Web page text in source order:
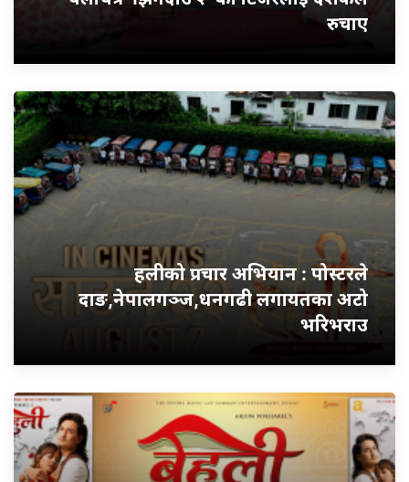
रुचाए
हलीको प्रचार अभियान : पोस्टरले
दाङ,नेपालगञ्ज,धनगढी लगायतका अटो
भरिभराउ